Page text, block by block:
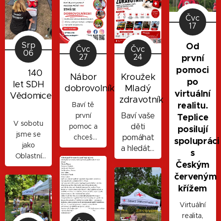
Srp
06
🚑 140
let SDH
Vědomice
V sobotu
jsme se
jako
Oblastní
spolek
Českého
červeného
kříže
Teplice
Čvc
27
Nábor
dobrovolníků
Baví tě
první
pomoc a
chceš
věnovat
svůj volný
smysluplné
aktivitě?
Přidej se
do našeho
Čvc
24
Kroužek
Mladý
zdravotník
Baví vaše
děti
pomáhat
a hledáte
pro ně
kroužek,
který má
skutečný
smysl?
Přihlaste
Čvc
17
Od
první
pomoci
po
virtuální
realitu.
Teplice
posilují
spolupráci
s
Českým
červeným
křížem
Virtuální
realita,